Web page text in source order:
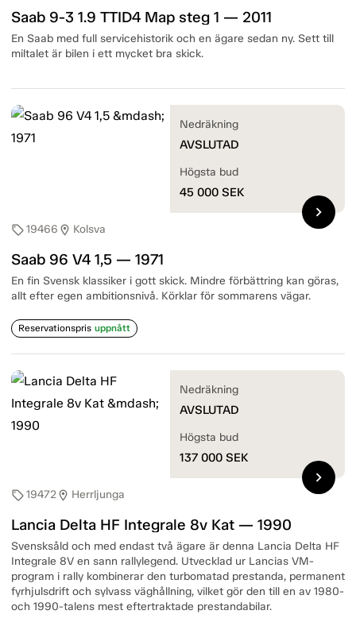
Saab 9-3 1.9 TTID4 Map steg 1 — 2011
En Saab med full servicehistorik och en ägare sedan ny. Sett till
miltalet är bilen i ett mycket bra skick.
sell19466 location_on Kolsva
Saab 96 V4 1,5 — 1971
En fin Svensk klassiker i gott skick. Mindre förbättring kan göras,
allt efter egen ambitionsnivå. Körklar för sommarens vägar.
Reservationspris uppnått
Nedräkning
AVSLUTAD
Högsta bud
45 000 SEK
chevron_right
sell19472location_on Herrljunga
Lancia Delta HF Integrale 8v Kat — 1990
Svensksåld och med endast två ägare är denna Lancia Delta HF
Integrale 8V en sann rallylegend. Utvecklad ur Lancias VM-
program i rally kombinerar den turbomatad prestanda, permanent
fyrhjulsdrift och sylvass väghållning, vilket gör den till en av 1980-
och 1990-talens mest eftertraktade prestandabilar.
Nedräkning
AVSLUTAD
Högsta bud
137 000 SEK
chevron_right